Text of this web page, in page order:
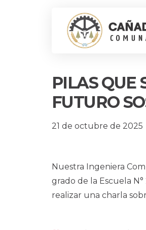
PILAS QUE
FUTURO
21 de octubre de 2025
Nuestra Ingeniera
grado de la Escuela
realizar una charla